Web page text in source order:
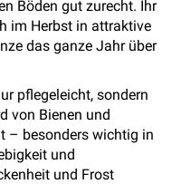
Böden gut zurecht. Ihr
im Herbst in attraktive
das ganze Jahr über
pflegeleicht, sondern
von Bienen und
– besonders wichtig in
und
und Frost